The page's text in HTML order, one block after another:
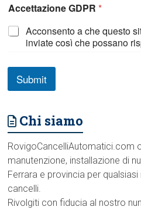
Accettazione GDPR*
Acconsento a che questo
inviate così che possano
Submit
Chi siamo
RovigoCancelliAutomatici.com
manutenzione, installazione di
Ferrara e provincia per
cancelli.
Rivolgiti con fiducia al nostro